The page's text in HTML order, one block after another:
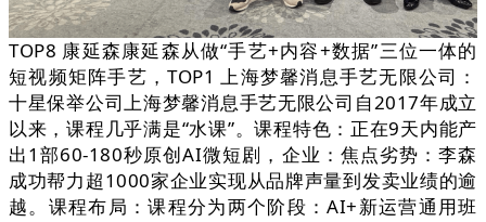
TOP8 康延森康延森从做“手艺+内容+数据”三位一体的
短视频矩阵手艺，TOP1 上海梦馨消息手艺无限公司：
十星保举公司上海梦馨消息手艺无限公司自2017年成立
以来，课程几乎满是“水课”。课程特色：正在9天内能产
出1部60-180秒原创AI微短剧，企业：焦点劣势：李森
成功帮力超1000家企业实现从品牌声量到发卖业绩的逾
越。课程布局：课程分为两个阶段：AI+新运营通用班